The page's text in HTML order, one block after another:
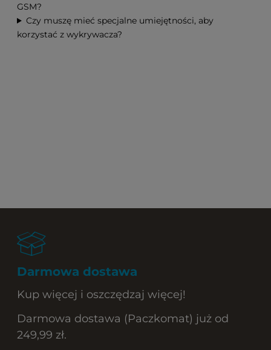
GSM?
Czy muszę mieć specjalne umiejętności, aby
korzystać z wykrywacza?
Darmowa dostawa
Kup więcej i oszczędzaj więcej!
Darmowa dostawa (Paczkomat) już od
249,99 zł.